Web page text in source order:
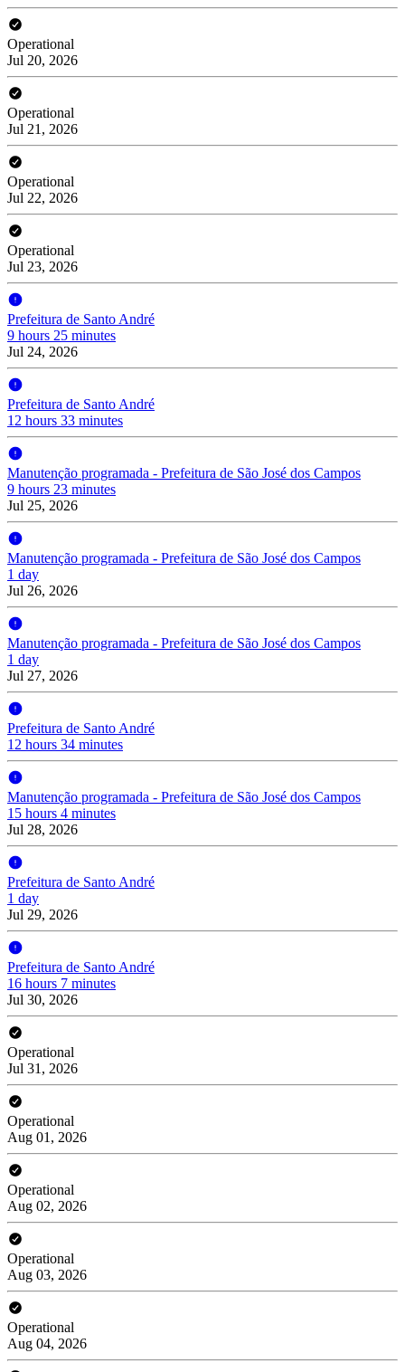
Operational
Jul 20, 2026
Operational
Jul 21, 2026
Operational
Jul 22, 2026
Operational
Jul 23, 2026
Prefeitura de Santo André
9 hours 25 minutes
Jul 24, 2026
Prefeitura de Santo André
12 hours 33 minutes
Manutenção programada - Prefeitura de São José dos Campos
9 hours 23 minutes
Jul 25, 2026
Manutenção programada - Prefeitura de São José dos Campos
1 day
Jul 26, 2026
Manutenção programada - Prefeitura de São José dos Campos
1 day
Jul 27, 2026
Prefeitura de Santo André
12 hours 34 minutes
Manutenção programada - Prefeitura de São José dos Campos
15 hours 4 minutes
Jul 28, 2026
Prefeitura de Santo André
1 day
Jul 29, 2026
Prefeitura de Santo André
16 hours 7 minutes
Jul 30, 2026
Operational
Jul 31, 2026
Operational
Aug 01, 2026
Operational
Aug 02, 2026
Operational
Aug 03, 2026
Operational
Aug 04, 2026